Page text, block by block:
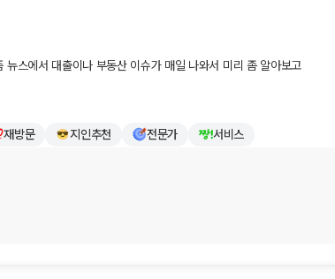
스에서 대출이나 부동산 이슈가 매일 나와서 미리 좀 알아보고
의해봤습니다.
서 정말 친절하고 알기 쉽게 안내해 주셔서 감동받았어요! '와, 이런 곳이
말 적극 추천해 드려요!
재방문 지인추천 전문가 서비스
를 앞두고 계시는군요! 먼저 진심으로 축하드립니다.